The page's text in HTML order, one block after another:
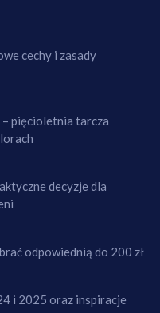
cechy i zasady
pięcioletnia tarcza
decyzje dla
odpowiednią do 200 zł
i 2025 oraz inspiracje